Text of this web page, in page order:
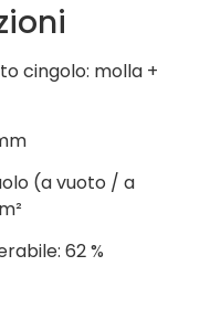
cingolo: molla +
(a vuoto / a
62 %